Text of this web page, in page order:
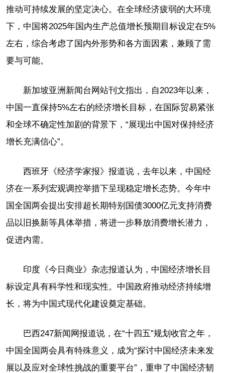
推动可持续发展的坚定决心。在全球经济疲弱的大环境
下，中国将2025年国内生产总值增长预期目标设定在5%
左右，综合考虑了国内外形势和各方面因素，兼顾了需
要与可能。
新加坡亚洲新闻台网站刊文指出，自2023年以来，
中国一直保持5%左右的经济增长目标，在国际贸易紧张
和全球不确定性加剧的背景下，“展现出中国对保持经济
增长充满信心”。
西班牙《经济学家报》报道说，去年以来，中国经
济在一系列宏观调控举措下呈现稳定增长态势。今年中
国全国两会提出安排超长期特别国债3000亿元支持消费
品以旧换新等具体举措，将进一步释放消费增长潜力，
促进内需。
印度《今日商业》杂志报道认为，中国经济增长目
标设定具有科学性和现实性。中国政府推动经济持续增
长，将为中国式现代化建设奠定基础。
巴西247新闻网报道说，在“十四五”规划收官之年，
中国全国两会具有特殊意义，成为“探讨中国经济未来发
展以及应对全球性挑战的重要平台”，重申了中国经济韧